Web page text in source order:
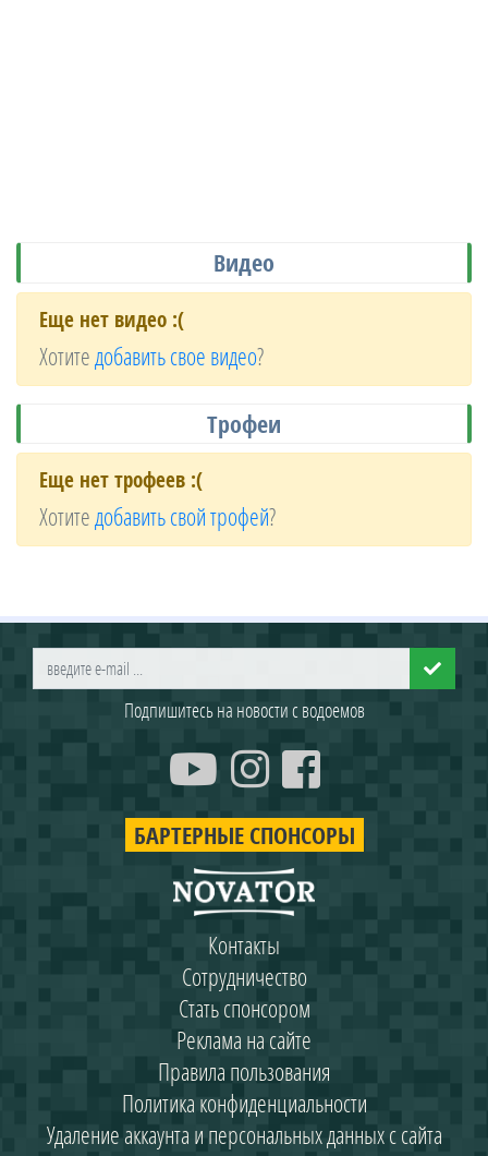
Видео
Еще нет видео :(
Хотитедобавить свое видео?
Трофеи
Еще нет трофеев :(
Хотитедобавить свой трофей?
Подпишитесь на новости с водоемов
БАРТЕРНЫЕ СПОНСОРЫ
Контакты
Сотрудничество
Стать спонсором
Реклама на сайте
Правила пользования
Политика конфиденциальности
Удаление аккаунта и персональных данных с сайта